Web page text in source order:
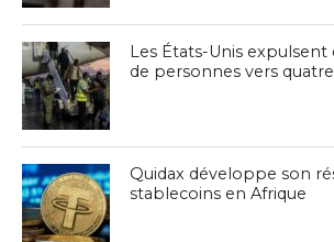
Les États-Unis expulsent
de personnes vers
Quidax développe son
stablecoins en Afrique